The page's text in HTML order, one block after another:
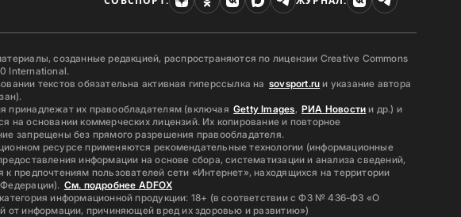
созданные редакцией, распространяются по лицензии Creative Commons
International.
текстов обязательна активная гиперссылка на sovsport.ru и указание автора
принадлежат их правообладателям (включая Getty Images, РИА Новости и др.) и
на основании коммерческих лицензий. Их копирование и повторное
запрещены без прямого разрешения правообладателя.
ресурсе применяются рекомендательные технологии (информационные
информации на основе сбора, систематизации и анализа сведений,
к предпочтениям пользователей сети «Интернет», находящихся на территории
См. подробнее ADFOX
информационной продукции: 18+ (в соответствии с ФЗ № 436-ФЗ «О
от информации, причиняющей вред их здоровью и развитию»)